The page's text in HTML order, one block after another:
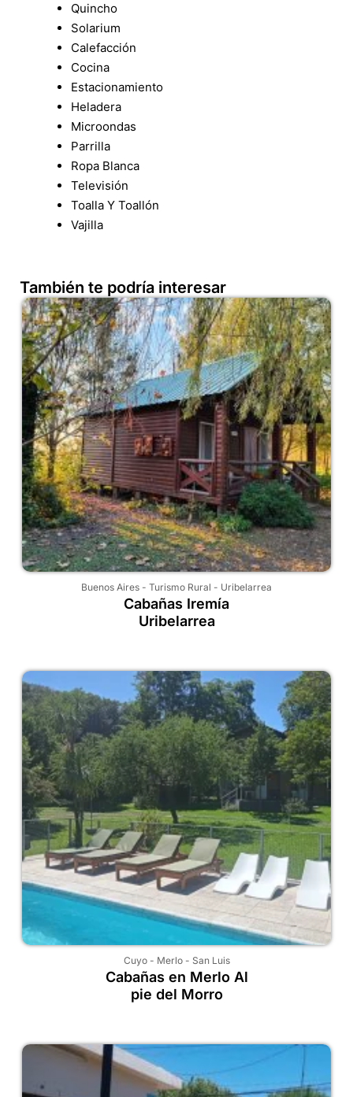
Quincho
Solarium
Calefacción
Cocina
Estacionamiento
Heladera
Microondas
Parrilla
Ropa Blanca
Televisión
Toalla Y Toallón
Vajilla
También te podría interesar
Buenos Aires - Turismo Rural - Uribelarrea
Cabañas Iremía
Uribelarrea
Cuyo- Merlo- San Luis
Cabañas en Merlo Al
pie del Morro